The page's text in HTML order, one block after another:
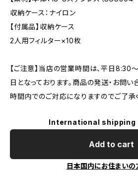
収納ケース：ナイロン
【付属品】収納ケース
2人用フィルター×10枚
【ご注意】当店の営業時間は、平日8:30
日となっております。商品の発送・お問
時間内でのご対応になりますのでご了承
International shipping
Add to cart
日本国内にお住まいの